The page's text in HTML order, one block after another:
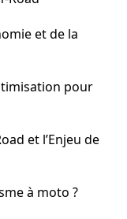
et de la
pour
et l’Enjeu de
à moto ?